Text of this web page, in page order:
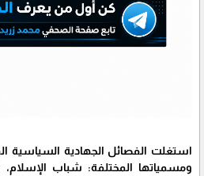
استغلت الفصائل الجهادية السياسية
ومسمياتها المختلفة: شباب